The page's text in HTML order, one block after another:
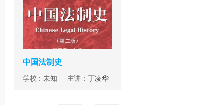
中国法制史
学校：未知 主讲： 丁凌华